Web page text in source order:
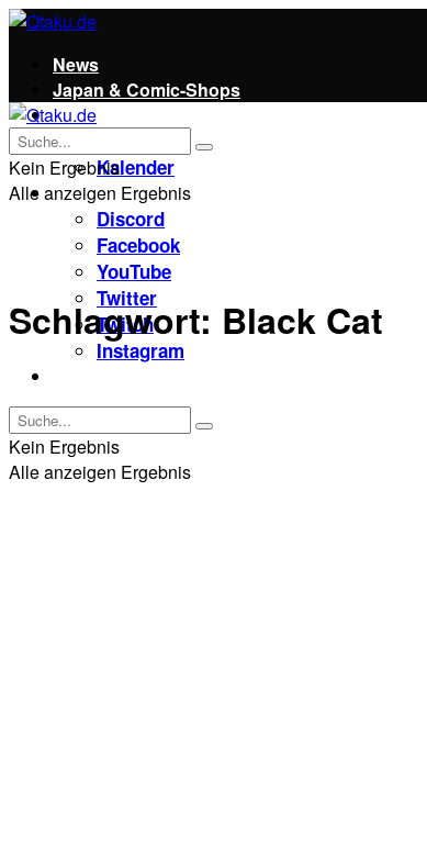
News
Japan & Comic-Shops
Qtaku
Kalender
Social
Discord
Facebook
YouTube
Twitter
Twitch
Instagram
Kein Ergebnis
Alle anzeigen Ergebnis
Kein Ergebnis
Alle anzeigen Ergebnis
Schlagwort: Black Cat